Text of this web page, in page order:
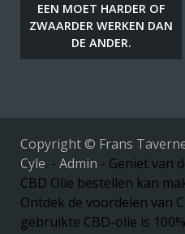
EEN MOET HARDER OF
ZWAARDER WERKEN DAN
DE ANDER.
Copyright © Frans
Cyle. - Admin - Geniet van
CBD Olie bestellen kan
Ontdek de voordelen van
gebruikte CBD-olie is